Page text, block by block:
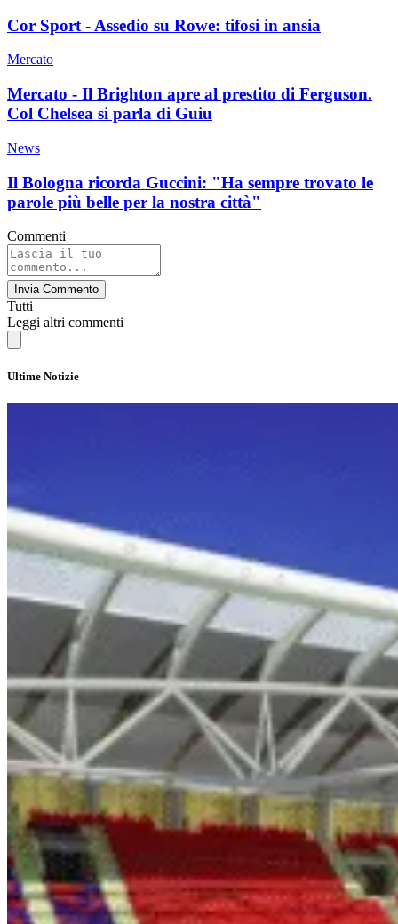
Cor Sport - Assedio su Rowe: tifosi in ansia
Mercato
Mercato - Il Brighton apre al prestito di Ferguson.
Col Chelsea si parla di Guiu
News
Il Bologna ricorda Guccini: "Ha sempre trovato le
parole più belle per la nostra città"
Commenti
Invia Commento
Tutti
Leggi altri commenti
Ultime Notizie